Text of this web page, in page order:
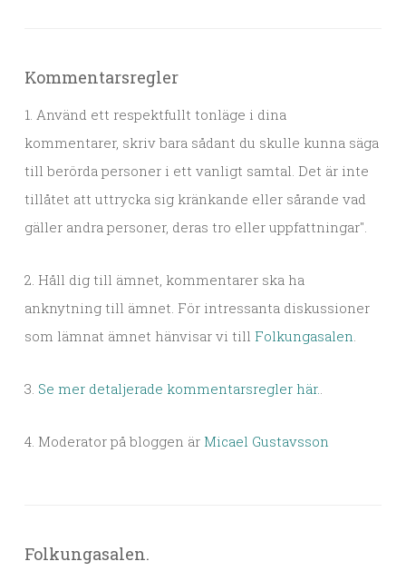
Kommentarsregler
1. Använd ett respektfullt tonläge i dina
kommentarer, skriv bara sådant du skulle kunna säga
till berörda personer i ett vanligt samtal. Det är inte
tillåtet att uttrycka sig kränkande eller sårande vad
gäller andra personer, deras tro eller uppfattningar".
2. Håll dig till ämnet, kommentarer ska ha
anknytning till ämnet. För intressanta diskussioner
som lämnat ämnet hänvisar vi till Folkungasalen.
3. Se mer detaljerade kommentarsregler här..
4. Moderator på bloggen är Micael Gustavsson
Folkungasalen.